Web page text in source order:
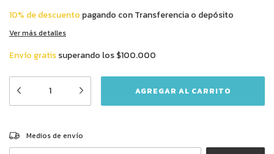
10% de descuento pagando con Transferencia o depósito
Ver más detalles
Envío gratissuperando los$100.000
Entregas para el CP:
Medios de envío